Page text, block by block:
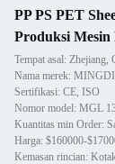
PP PS PET
Produksi Mesin
Tempat asal: Zhejiang,
Nama merek: MINGDI
Sertifikasi: CE, ISO
Nomor model: MGL
Kuantitas min Order:
Harga: $160000-
Kemasan rincian: